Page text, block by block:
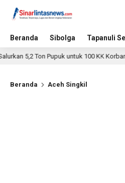
Beranda Sibolga Tapanuli
Ton Pupuk untuk 100 KK Korban Banjir di
Beranda Aceh Singkil